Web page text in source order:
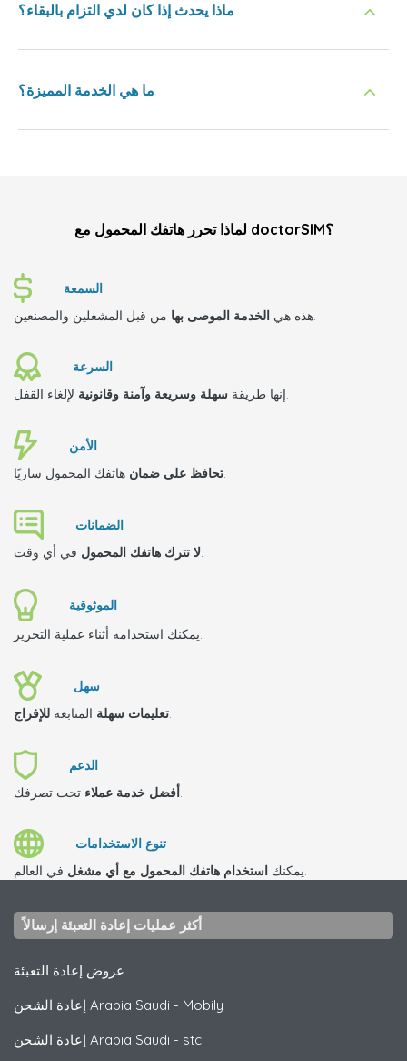
ماذا يحدث إذا كان لدي التزام بالبقاء؟
ما هي الخدمة المميزة؟
لماذا تحرر هاتفك المحمول مع doctorSIM؟
السمعة
هذه هي الخدمة الموصى بها من قبل المشغلين والمصنعين.
السرعة
إنها طريقة سهلة وسريعة وآمنة وقانونية لإلغاء القفل.
الأمن
تحافظ على ضمانهاتفك المحمول ساريًا.
الضمانات
لا تترك هاتفك المحمولفي أي وقت.
الموثوقية
يمكنك استخدامه أثناء عملية التحرير.
سهل
تعليمات سهلة المتابعة للإفراج .
الدعم
أفضل خدمة عملاءتحت تصرفك.
تنوع الاستخدامات
يمكنك استخدام هاتفك المحمول مع أي مشغل في العالم.
أكثر عمليات إعادة التعبئة إرسالاً
عروض إعادة التعبئة
إعادة الشحن Arabia Saudi - Mobily
إعادة الشحن Arabia Saudi - stc